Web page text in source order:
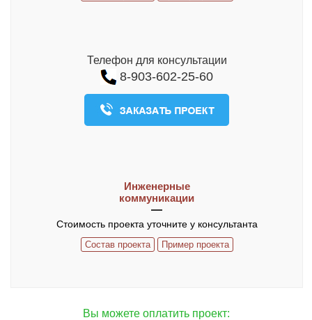
Реализованные проекты
ЧАСТО ЗАДАВАЕМЫЕ ВОПРОСЫ
Телефон для консультации
8-903-602-25-60
Инженерные
коммуникации
Стоимость проекта уточните у консультанта
Состав проекта Пример проекта
Вы можете оплатить проект: